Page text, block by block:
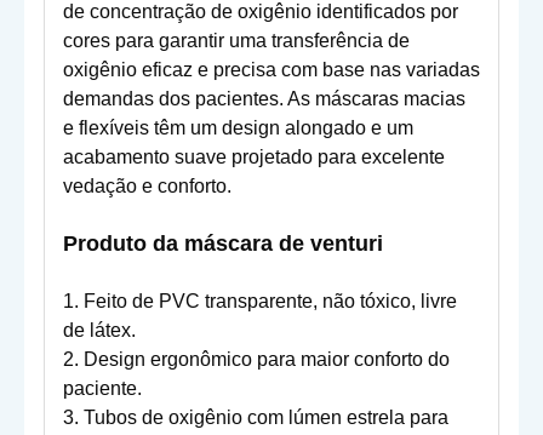
de concentração de oxigênio identificados por
cores para garantir uma transferência de
oxigênio eficaz e precisa com base nas variadas
demandas dos pacientes. As máscaras macias
e flexíveis têm um design alongado e um
acabamento suave projetado para excelente
vedação e conforto.
Produto da máscara de venturi
1. Feito de PVC transparente, não tóxico, livre
de látex.
2. Design ergonômico para maior conforto do
paciente.
3. Tubos de oxigênio com lúmen estrela para